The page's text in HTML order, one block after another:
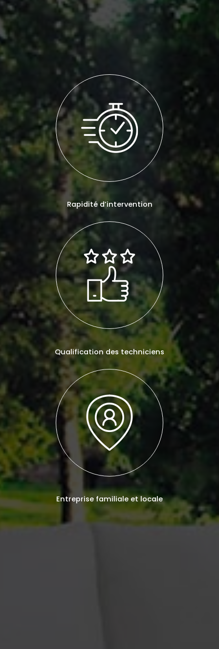
Rapidité d’intervention
Qualification des techniciens
Entreprise familiale et locale